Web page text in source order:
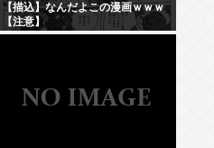
【描込】なんだよこの漫画ｗｗｗ
【注意】